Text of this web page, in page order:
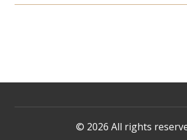
© 2026 All rights